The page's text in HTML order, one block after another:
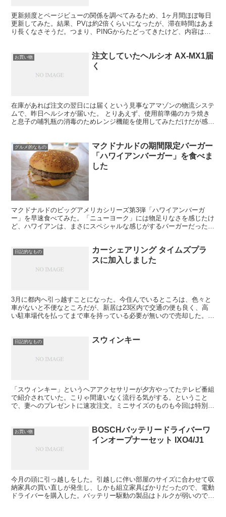
更新頻度とページビューの関係を調べてみるため、1ヶ月間ほぼ毎日
更新してみた。結果、PVは約2倍くらいになったが、滞在時間はあま
り長くなさそうだ。つまり、PINGからたどってきたけど、内容は自
お買い物
注文していたヘルシオ AX-MX1届
く
在庫があれば注文の翌日には届くという見事なアマゾンの物流システ
ムで、昨日ヘルシオが届いた。 とりあえず、使用前準備のカラ焼き
と息子の哺乳瓶の消毒のためレンジ機能を使用してみただけだが感想
グルメ的なもの
マクドナルドの期間限定バーガー
「ハワイアンバーガー」を食べま
した
マクドナルドのビッグアメリカシリーズ第3弾「ハワイアンバーガ
ー」を早速食べてみた。「ニューヨーク」には物足りなさを感じたけ
ど、ハワイアンは、まさにスペシャルな感じがするバーガーだった。
日記的なもの
カーシェアリング タイムズプラ
スに加入しました
3月に都内へ引っ越すことになった。今住んでいるところは、色々と
車がないと不便なところだが、新居は23区内で交通の便も良く、高
い駐車場代を払ってまで車を持っている必要が無いので売却した。と
日記的なもの スウィンキー
「スウィンキー」というヘアアクセサリーが夕方やってたテレビ番組
で紹介されていた。こりゃ間違いなく流行る気がする。ということ
で、妻へのプレゼントに速攻注文。ミニサイズのものも今回は特別に
お買い物
BOSCHバッテリードライバーワ
インオープナーセット IXO4/J1
今月の頭に引っ越しをした。引越しに伴い部屋のサイズに合わせて収
納家具の買い直しが発生し、しかも組立家具ばかりだったので、電動
ドライバーを購入した。バッテリー駆動の製品はトルクが弱いのでは